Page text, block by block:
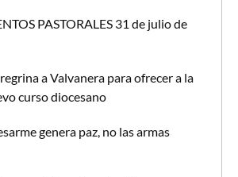
PASTORALES 31 de julio de
a Valvanera para ofrecer a la
curso diocesano
genera paz, no las armas